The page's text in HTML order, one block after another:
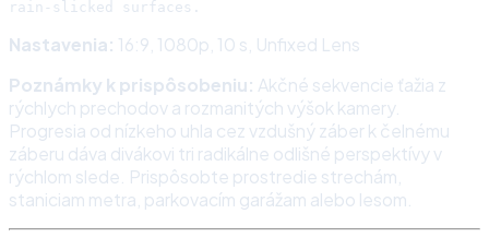
Nastavenia: 16:9, 1080p, 10 s, Unfixed Lens
Poznámky k prispôsobeniu: Akčné sekvencie ťažia z
rýchlych prechodov a rozmanitých výšok kamery.
Progresia od nízkeho uhla cez vzdušný záber k čelnému
záberu dáva divákovi tri radikálne odlišné perspektívy v
rýchlom slede. Prispôsobte prostredie strechám,
staniciam metra, parkovacím garážam alebo lesom.